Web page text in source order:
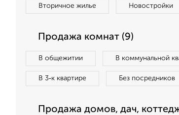
Вторичное жилье Новостройки
Продажа комнат (9)
В общежитии В коммунальной
В 3‑к квартире Без посредников
Продажа домов, дач,